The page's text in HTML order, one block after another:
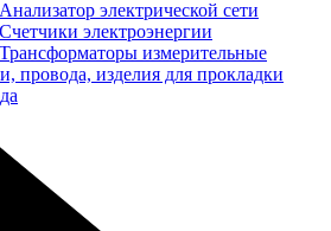
Анализатор электрической сети
Счетчики электроэнергии
Трансформаторы измерительные
провода, изделия для прокладки